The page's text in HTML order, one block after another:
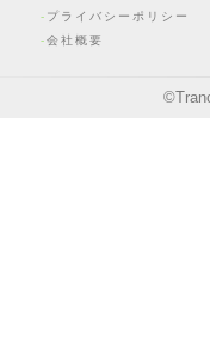
プライバシーポリシー
会社概要
©